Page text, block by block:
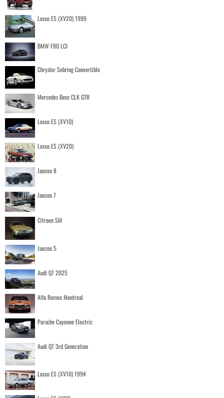
Lexus ES (XV20) 1999
BMW F80 LCI
Chrysler Sebring Convertible
Mercedes Benz CLK GTR
Lexus ES (XV10)
Lexus ES (XV20)
Jaecoo 8
Jaecoo 7
Citroen SM
Jaecoo 5
Audi Q7 2025
Alfa Romeo Montreal
Porsche Cayenne Electric
Audi Q7 3rd Generation
Lexus ES (XV10) 1994